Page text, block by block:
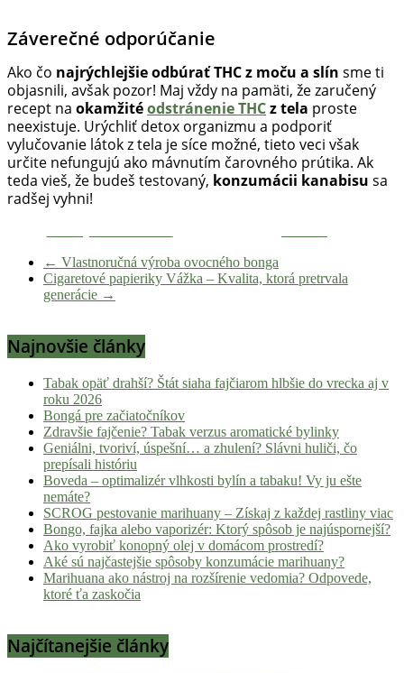
Záverečné odporúčanie
Ako čo najrýchlejšie odbúrať THC z moču a slín sme ti
objasnili, avšak pozor! Maj vždy na pamäti, že zaručený
recept na okamžitéodstránenie THCz tela proste
neexistuje. Urýchliť detox organizmu a podporiť
vylučovanie látok z tela je síce možné, tieto veci však
určite nefungujú ako mávnutím čarovného prútika. Ak
teda vieš, že budeš testovaný, konzumácii kanabisu sa
radšej vyhni!
← Vlastnoručná výroba ovocného bonga
Cigaretové papieriky Vážka – Kvalita, ktorá pretrvala
generácie →
Najnovšie články
Tabak opäť drahší? Štát siaha fajčiarom hlbšie do vrecka aj v
roku 2026
Bongá pre začiatočníkov
Zdravšie fajčenie? Tabak verzus aromatické bylinky
Geniálni, tvoriví, úspešní… a zhulení? Slávni huliči, čo
prepísali históriu
Boveda – optimalizér vlhkosti bylín a tabaku! Vy ju ešte
nemáte?
SCROG pestovanie marihuany – Získaj z každej rastliny viac
Bongo, fajka alebo vaporizér: Ktorý spôsob je najúspornejší?
Ako vyrobiť konopný olej v domácom prostredí?
Aké sú najčastejšie spôsoby konzumácie marihuany?
Marihuana ako nástroj na rozšírenie vedomia? Odpovede,
ktoré ťa zaskočia
Najčítanejšie články